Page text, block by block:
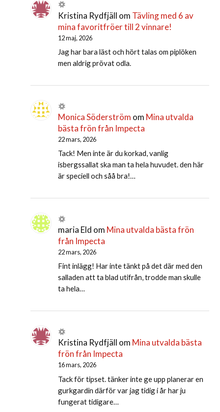
Kristina Rydfjäll om Tävling med 6 av
mina favoritfröer till 2 vinnare!
12 maj, 2026
Jag har bara läst och hört talas om piplöken
men aldrig prövat odla.
Monica Söderström om Mina utvalda
bästa frön från Impecta
22 mars, 2026
Tack! Men inte är du korkad, vanlig
isbergssallat ska man ta hela huvudet. den här
är speciell och såå bra!…
maria Eld om Mina utvalda bästa frön
från Impecta
22 mars, 2026
Fint inlägg! Har inte tänkt på det där med den
salladen att ta blad utifrån, trodde man skulle
ta hela…
Kristina Rydfjäll om Mina utvalda bästa
frön från Impecta
16 mars, 2026
Tack för tipset. tänker inte ge upp planerar en
gurkgardin därför var jag tidig i år har ju
fungerat tidigare…